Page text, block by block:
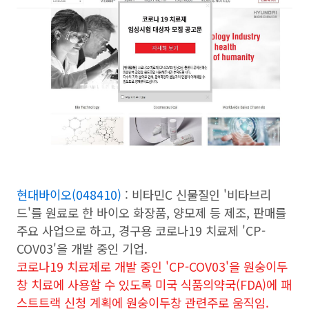
현대바이오(048410) : 비타민C 신물질인 '비타브리
드'를 원료로 한 바이오 화장품, 양모제 등 제조, 판매를
주요 사업으로 하고, 경구용 코로나19 치료제 'CP-
COV03'을 개발 중인 기업.
코로나19 치료제로 개발 중인 'CP-COV03'을 원숭이두
창 치료에 사용할 수 있도록 미국 식품의약국(FDA)에 패
스트트랙 신청 계획에 원숭이두창 관련주로 움직임.